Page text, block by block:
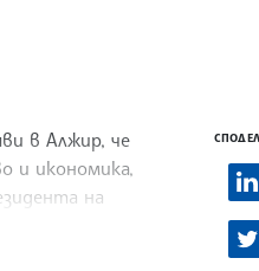
в Алжир, че
и икономика,
на